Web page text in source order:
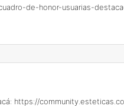
de-honor-usuarias-
https://